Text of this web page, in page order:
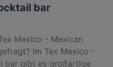
bar
Mexico - Mexican
Im Tex Mexico -
bar gibt es großartige